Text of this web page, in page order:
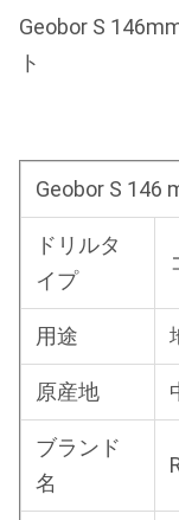
Geobor S
ト
Geobor S 146
ドリルタ
イプ
用途
原産地
ブランド
名